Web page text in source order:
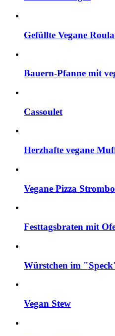
Gefüllte Vegane
Bauern-Pfanne mit
Cassoulet
Herzhafte vegane
Vegane Pizza
Festtagsbraten mit
Würstchen im
Vegan Stew